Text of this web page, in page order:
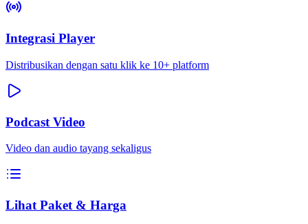
Integrasi Player
Distribusikan dengan satu klik ke 10+ platform
Podcast Video
Video dan audio tayang sekaligus
Lihat Paket & Harga